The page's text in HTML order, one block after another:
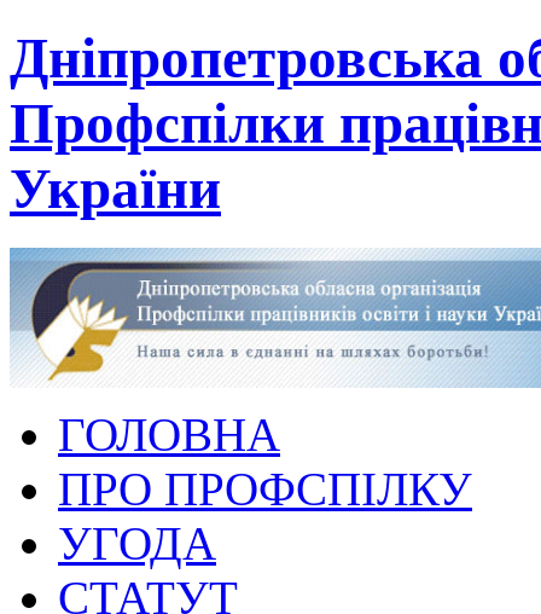
Дніпропетровська
Профспілки
України
ГОЛОВНА
ПРО ПРОФСПІЛКУ
УГОДА
СТАТУТ